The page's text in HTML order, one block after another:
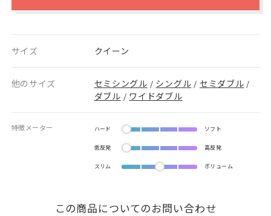
サイズ クイーン
他のサイズ セミシングル / シングル / セミダブル /
ダブル / ワイドダブル
特徴メーター ハード ソフト
低反発 高反発
スリム ボリューム
この商品についてのお問い合わせ